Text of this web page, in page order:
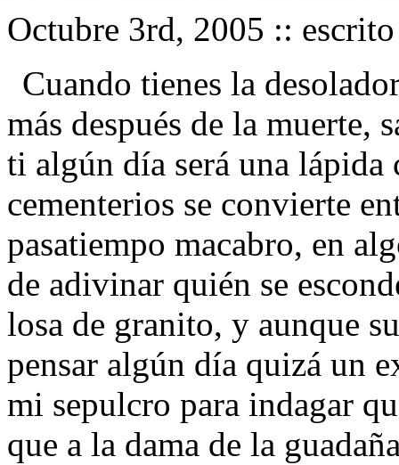
Octubre 3rd, 2005 ::
Cuando tienes la
más después de la muerte,
ti algún día será una
cementerios se convierte
pasatiempo macabro, en
de adivinar quién se
losa de granito, y aunque
pensar algún día quizá un
mi sepulcro para indagar
que a la dama de la